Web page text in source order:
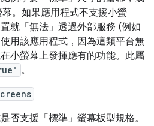
幕。如果應用程式不支援小螢
就「無法」 透過外部服務 (例如
用該應用程式，因為這類平台無
小螢幕上發揮應有的功能。此屬
。
否支援「標準」螢幕板型規格。